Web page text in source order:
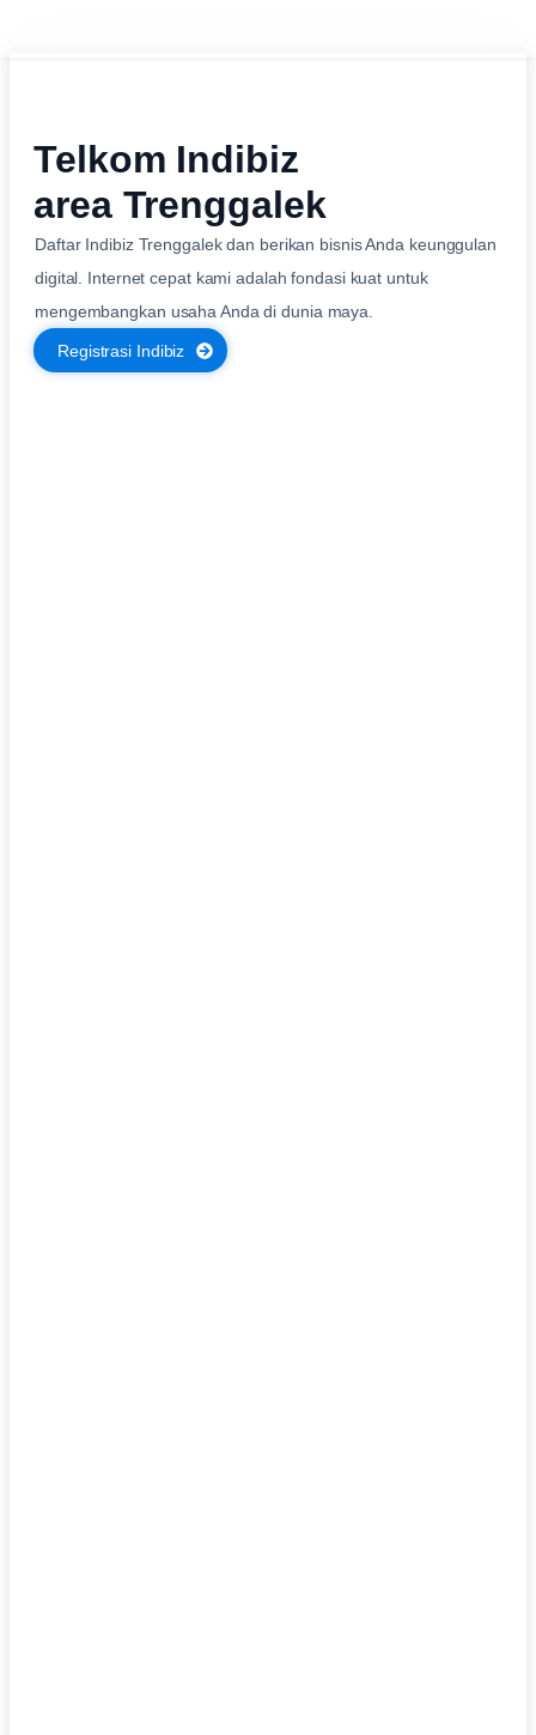
Telkom Indibiz
area Trenggalek
Daftar Indibiz Trenggalek dan berikan bisnis Anda keunggulan
digital. Internet cepat kami adalah fondasi kuat untuk
mengembangkan usaha Anda di dunia maya.
Registrasi Indibiz